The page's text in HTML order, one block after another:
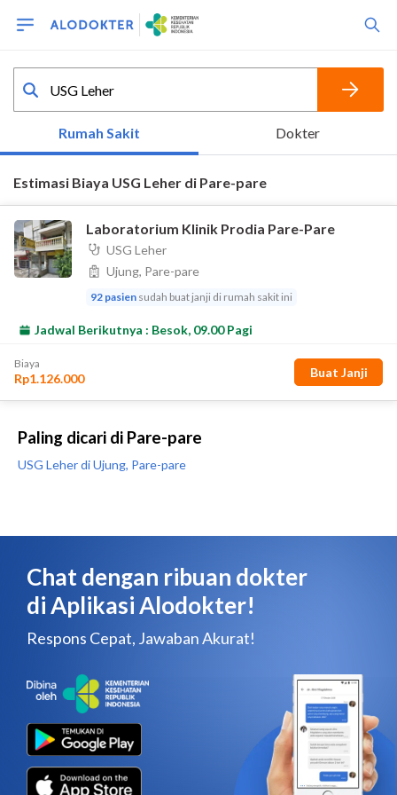
Paling dicari di Pare-pare
USG Leher di Ujung, Pare-pare